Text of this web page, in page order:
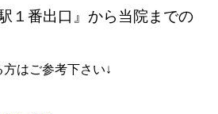
１番出口』から当院までの
はご参考下さい↓